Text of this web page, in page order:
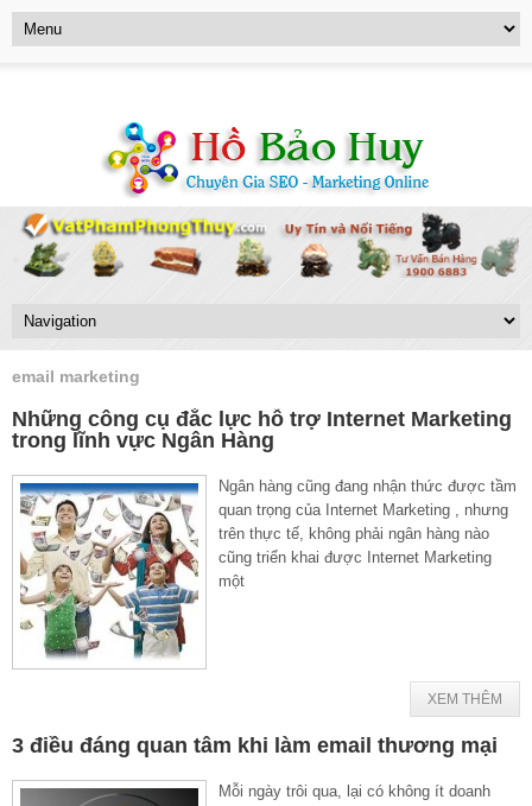
email marketing
Những công cụ đắc lực hỗ trợ Internet Marketing
trong lĩnh vực Ngân Hàng
Ngân hàng cũng đang nhận thức được tầm
quan trọng của Internet Marketing , nhưng
trên thực tế, không phải ngân hàng nào
cũng triển khai được Internet Marketing
một
XEM THÊM
3 điều đáng quan tâm khi làm email thương mại
Mỗi ngày trôi qua, lại có không ít doanh